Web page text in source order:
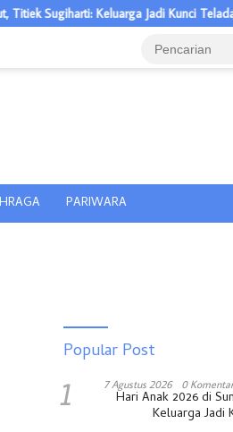
Sugiharti: Keluarga Jadi Kunci Teladan
PARIWARA
Popular Post
1 7 Agustus 2026 0
Hari Anak 2026 di
Keluarga Jadi